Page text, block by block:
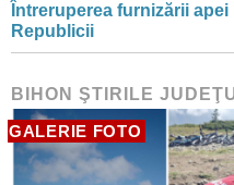
Întreruperea furnizării
Republicii
BIHON ŞTIRILE
GALERIE FOTO